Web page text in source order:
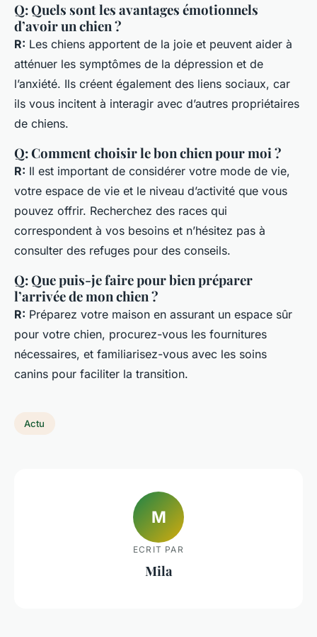
Q: Quels sont les avantages émotionnels
d’avoir un chien ?
R: Les chiens apportent de la joie et peuvent aider à
atténuer les symptômes de la dépression et de
l’anxiété. Ils créent également des liens sociaux, car
ils vous incitent à interagir avec d’autres propriétaires
de chiens.
Q: Comment choisir le bon chien pour moi ?
R: Il est important de considérer votre mode de vie,
votre espace de vie et le niveau d’activité que vous
pouvez offrir. Recherchez des races qui
correspondent à vos besoins et n’hésitez pas à
consulter des refuges pour des conseils.
Q: Que puis-je faire pour bien préparer
l’arrivée de mon chien ?
R: Préparez votre maison en assurant un espace sûr
pour votre chien, procurez-vous les fournitures
nécessaires, et familiarisez-vous avec les soins
canins pour faciliter la transition.
Actu
M
ECRIT PAR
Mila